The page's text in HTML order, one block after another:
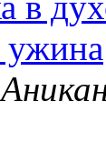
ужина